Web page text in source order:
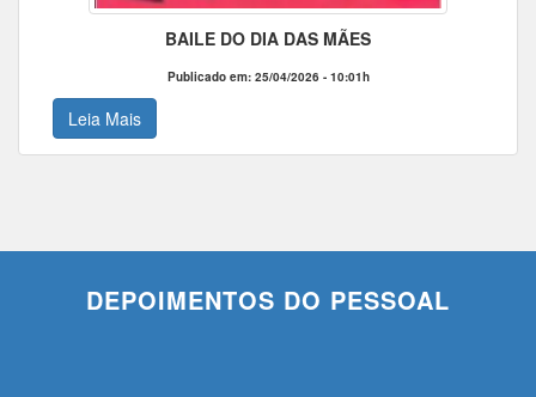
BAILE DO DIA DAS MÃES
Publicado em: 25/04/2026 - 10:01h
Leia Mais
DEPOIMENTOS DO PESSOAL